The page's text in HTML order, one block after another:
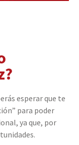
esperar que te
para poder
ya que, por